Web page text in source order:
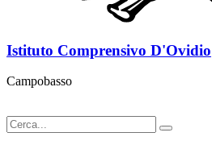
Istituto Comprensivo D'Ovidio
Campobasso